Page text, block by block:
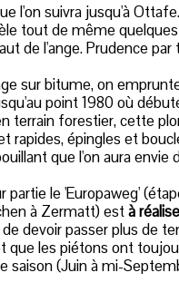
l'on suivra jusqu'à
tout de même
de l'ange. Prudence
sur bitume, on
point 1980 où
terrain forestier, cette
rapides, épingles et
que l'on aura envie
le 'Europaweg'
à Zermatt) està
devoir passer plus de
que les piétons ont
(Juin à mi-